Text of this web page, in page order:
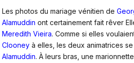
Les photos du mariage vénitien de
Alamuddin ont certainement fait rêver
Meredith Vieira. Comme si elles
Clooney à elles, les deux animatrices
Alamuddin. À leurs bras, une